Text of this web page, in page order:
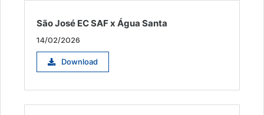
São José EC SAF x Água Santa
14/02/2026
Download